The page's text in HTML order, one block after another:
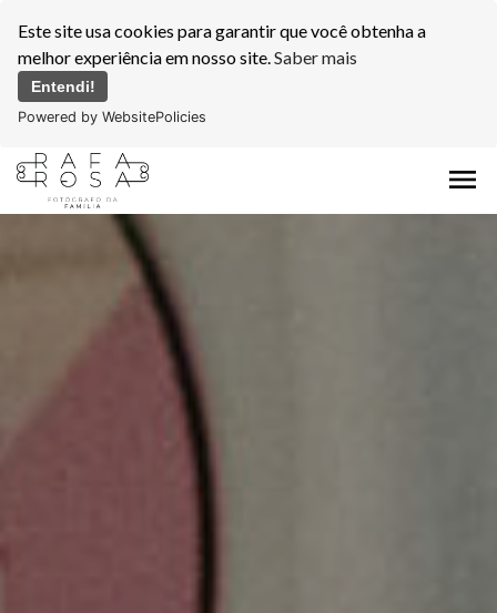
Este site usa cookies para garantir que você obtenha a
melhor experiência em nosso site.Saber mais
Entendi!
Powered by WebsitePolicies
menu